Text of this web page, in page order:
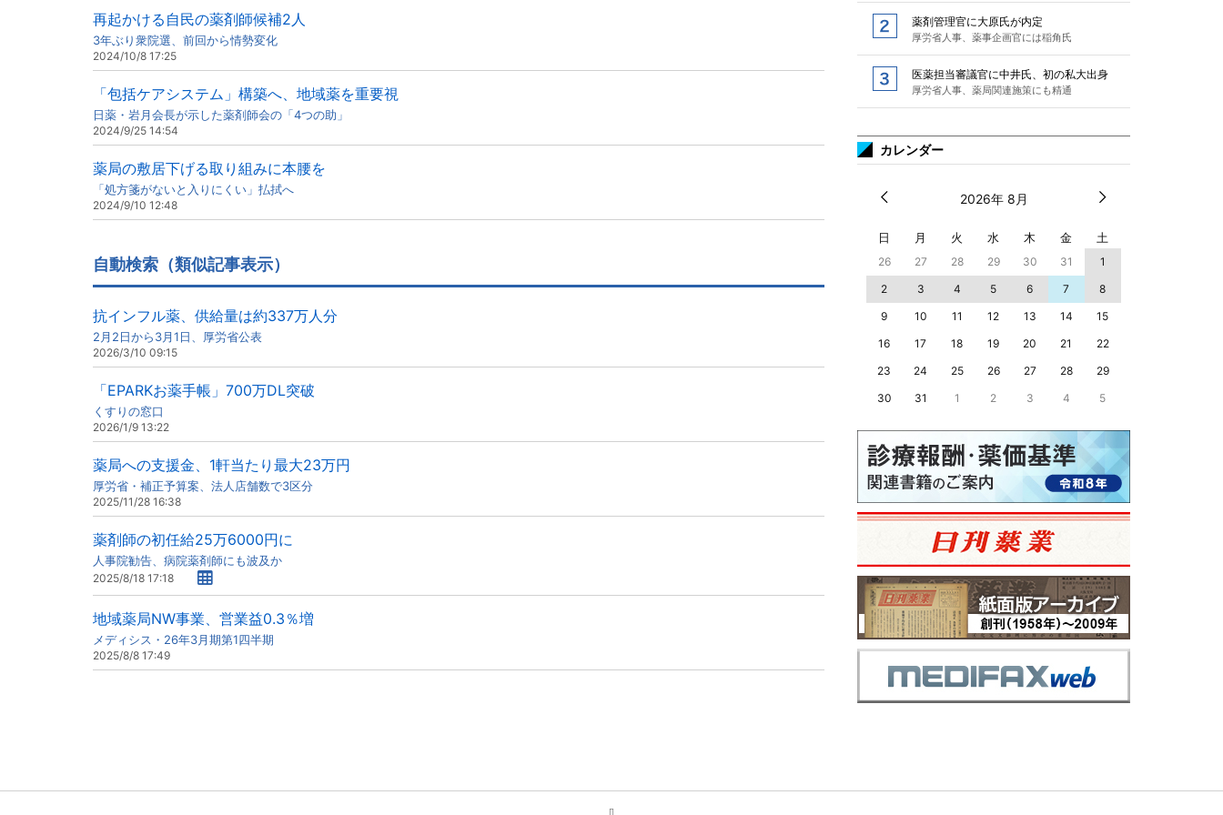
再起かける自民の薬剤師候補2人
3年ぶり衆院選、前回から情勢変化
2024/10/8 17:25
「包括ケアシステム」構築へ、地域薬を重要視
日薬・岩月会長が示した薬剤師会の「4つの助」
2024/9/25 14:54
薬局の敷居下げる取り組みに本腰を
「処方箋がないと入りにくい」払拭へ
2024/9/10 12:48
自動検索（類似記事表示）
抗インフル薬、供給量は約337万人分
2月2日から3月1日、厚労省公表
2026/3/10 09:15
「EPARKお薬手帳」700万DL突破
くすりの窓口
2026/1/9 13:22
薬局への支援金、1軒当たり最大23万円
厚労省・補正予算案、法人店舗数で3区分
2025/11/28 16:38
薬剤師の初任給25万6000円に
人事院勧告、病院薬剤師にも波及か
2025/8/18 17:18
地域薬局NW事業、営業益0.3％増
メディシス・26年3月期第1四半期
2025/8/8 17:49
薬剤管理官に大原氏が内定
厚労省人事、薬事企画官には稲角氏
医薬担当審議官に中井氏、初の私大出身
厚労省人事、薬局関連施策にも精通
カレンダー
2026年 8月
日 月 火 水 木 金 土
26 27 28 29 30 31
1
2
3 4 5 6 7
8
9
10 11 12 13 14
15
16
17 18 19 20 21
22
23
24 25 26 27 28
29
30
31 1 2 3 4 5